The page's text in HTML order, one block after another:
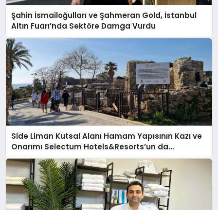
Şahin İsmailoğulları ve Şahmeran Gold, İstanbul
Altın Fuarı’nda Sektöre Damga Vurdu
Side Liman Kutsal Alanı Hamam Yapısının Kazı ve
Onarımı Selectum Hotels&Resorts’un da
Katkılarıyla Tamamlandı